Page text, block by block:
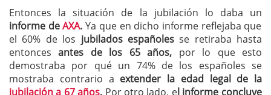
Entonces la situación de la jubilación lo daba un
informe deAXA. Ya que en dicho informe reflejaba que
el 60% de los jubilados españolesse retiraba hasta
entonces antes de los 65 años, por lo que esto
demostraba por qué un 74% de los españoles se
mostraba contrario a extender la edad legal de la
jubilación a 67 años. Por otro lado, el informe concluye